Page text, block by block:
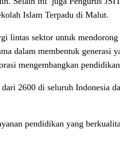
Islam Terpadu di Malut.
lintas sektor untuk
dalam membentuk generasi
mengembangkan
2600 di seluruh Indonesia
pendidikan yang